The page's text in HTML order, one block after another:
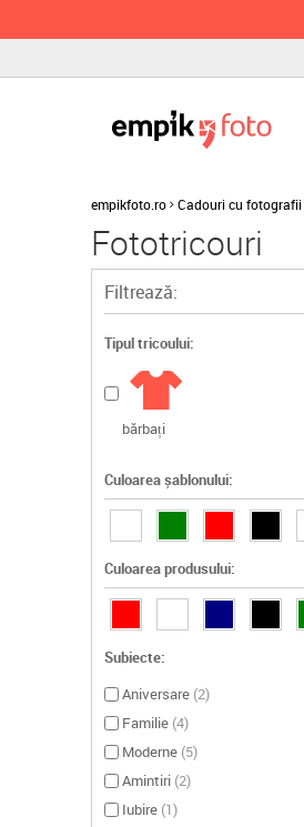
empikfoto.ro Cadouri cu fotografii
Fototricouri
Filtrează:
Tipul tricoului:
bărbați
Culoarea șablonului:
Culoarea produsului:
Subiecte:
Aniversare (2)
Familie (4)
Moderne (5)
Amintiri (2)
Iubire (1)